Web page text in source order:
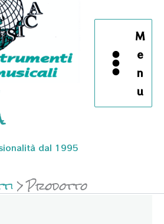
dal 1995
M
e
n
u
Prodotto